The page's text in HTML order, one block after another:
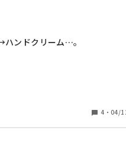
ンドクリーム…。
いたら、ナースコールからの
思うことがしばしば…。
4 ・ 04/